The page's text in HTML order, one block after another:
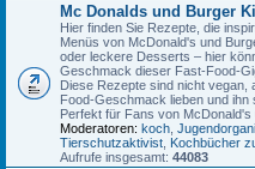
Mc Donalds und Burger
Hier finden Sie Rezepte, die
Menüs von McDonald's und
oder leckere Desserts – hier
Geschmack dieser Fast-Food-
Diese Rezepte sind nicht vegan,
Food-Geschmack lieben und ihn
Perfekt für Fans von McDonald's
Moderatoren: koch
Tierschutzaktivist Kochbücher
Aufrufe insgesamt: 44083